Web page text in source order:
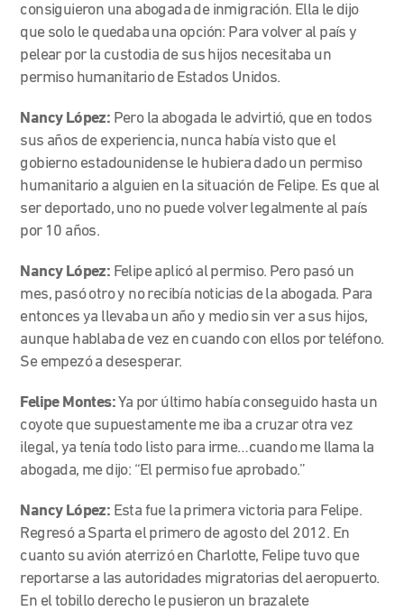
consiguieron una abogada de inmigración. Ella le dijo
que solo le quedaba una opción: Para volver al país y
pelear por la custodia de sus hijos necesitaba un
permiso humanitario de Estados Unidos.
Nancy López: Pero la abogada le advirtió, que en todos
sus años de experiencia, nunca había visto que el
gobierno estadounidense le hubiera dado un permiso
humanitario a alguien en la situación de Felipe. Es que al
ser deportado, uno no puede volver legalmente al país
por 10 años.
Nancy López: Felipe aplicó al permiso. Pero pasó un
mes, pasó otro y no recibía noticias de la abogada. Para
entonces ya llevaba un año y medio sin ver a sus hijos,
aunque hablaba de vez en cuando con ellos por teléfono.
Se empezó a desesperar.
Felipe Montes:Ya por último había conseguido hasta un
coyote que supuestamente me iba a cruzar otra vez
ilegal, ya tenía todo listo para irme…cuando me llama la
abogada, me dijo: “El permiso fue aprobado.”
Nancy López: Esta fue la primera victoria para Felipe.
Regresó a Sparta el primero de agosto del 2012. En
cuanto su avión aterrizó en Charlotte, Felipe tuvo que
reportarse a las autoridades migratorias del aeropuerto.
En el tobillo derecho le pusieron un brazalete